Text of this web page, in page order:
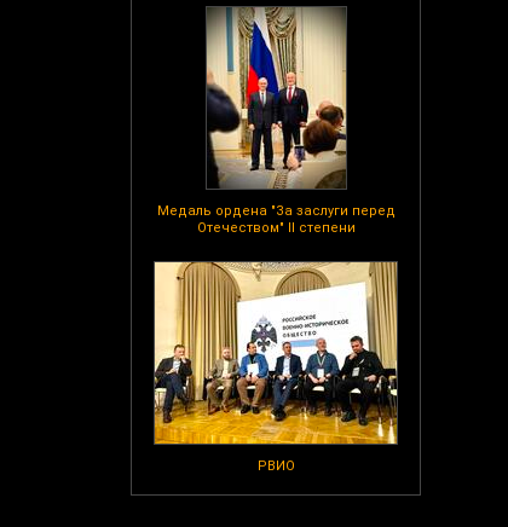
Медаль ордена "За заслуги перед
Отечеством" II степени
РВИО